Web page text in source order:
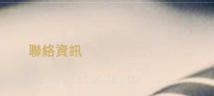
聯絡資訊
9：30-12：00；13：30-18：00